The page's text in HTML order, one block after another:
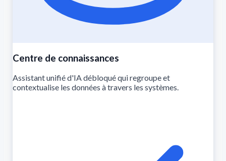
Centre de connaissances
Assistant unifié d'IA débloqué qui regroupe et
contextualise les données à travers les systèmes.